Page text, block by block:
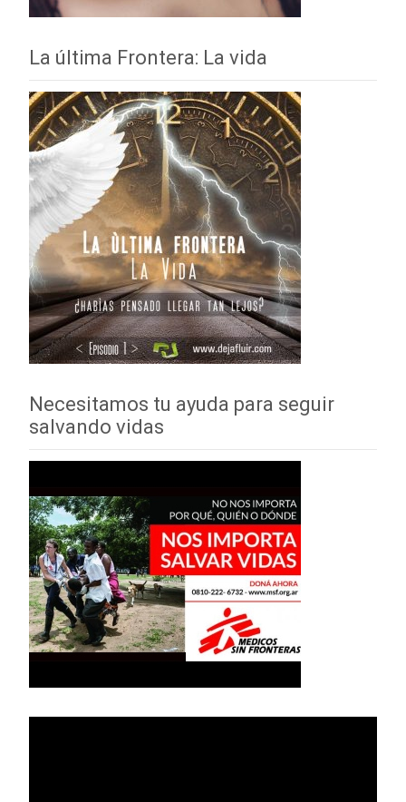
La última Frontera: La vida
Necesitamos tu ayuda para seguir
salvando vidas